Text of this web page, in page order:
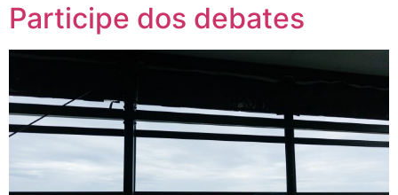
Participe dos debates